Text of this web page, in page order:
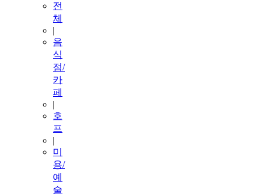
전
체
|
음
식
점/
카
페
|
호
프
|
미
용/
예
술